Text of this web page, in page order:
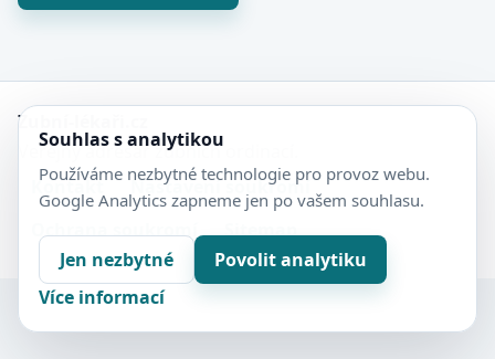
Zubní-lékaři.cz
Veřejný adresář zubních ordinací.
Kontakt
Nastavení soukromí
Ochrana soukromí
Sitemap
Souhlas s analytikou
Používáme nezbytné technologie pro provoz webu.
Google Analytics zapneme jen po vašem souhlasu.
Jen nezbytné
Povolit analytiku
Více informací